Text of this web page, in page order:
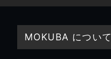
MOKUBA について